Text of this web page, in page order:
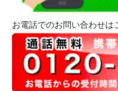
お電話でのお問い合わせは